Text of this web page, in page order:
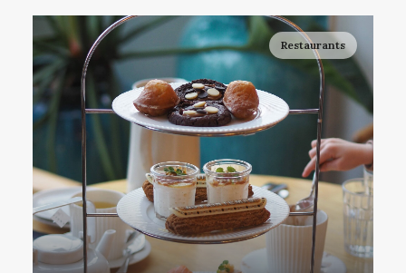
Restaurants